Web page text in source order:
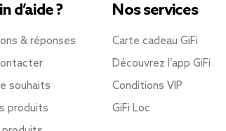
d’aide ?
& réponses
souhaits
produits
Nos services
Carte cadeau GiFi
Découvrez l’app GiFi
Conditions VIP
GiFi Loc